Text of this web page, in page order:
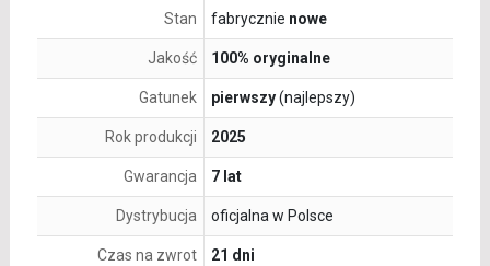
Stan fabrycznie nowe
Jakość 100% oryginalne
Gatunek pierwszy(najlepszy)
Rok produkcji 2025
Gwarancja 7 lat
Dystrybucja oficjalna w Polsce
Czas na zwrot 21 dni